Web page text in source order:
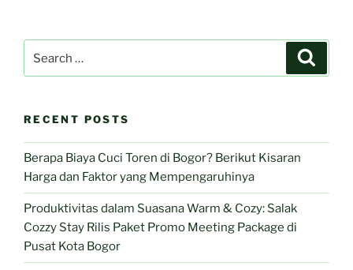
RECENT POSTS
Berapa Biaya Cuci Toren di Bogor? Berikut Kisaran
Harga dan Faktor yang Mempengaruhinya
Produktivitas dalam Suasana Warm & Cozy: Salak
Cozzy Stay Rilis Paket Promo Meeting Package di
Pusat Kota Bogor